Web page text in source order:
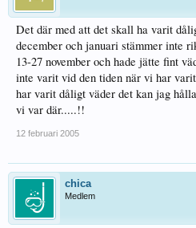
Det där med att det skall ha varit
december och januari stämmer inte
13-27 november och hade jätte fint
inte varit vid den tiden när vi har
har varit dåligt väder det kan jag
vi var där.....!!
12 februari 2005
chica
Medlem